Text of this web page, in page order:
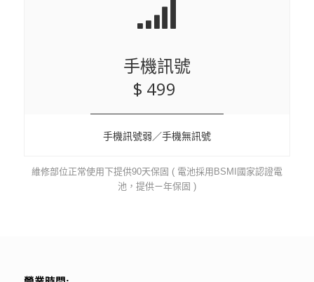
手機訊號
$ 499
手機訊號弱／手機無訊號
維修部位正常使用下提供90天保固 ( 電池採用BSMI國家認證電
池，提供ㄧ年保固 )